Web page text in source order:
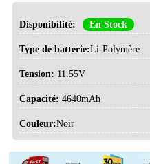
Disponibilité: En Stock
Type de batterie:Li-Polymère
Tension: 11.55V
Capacité: 4640mAh
Couleur:Noir